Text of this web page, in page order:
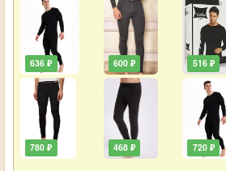
636 ₽
780 ₽
600 ₽
468 ₽
516 ₽
720 ₽